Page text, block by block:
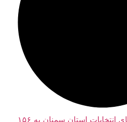
براری: تعداد نامزدهای انتخابات استان سمنان به ۱۵۶